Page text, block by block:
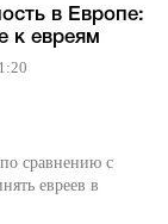
в Европе:
к евреям
сравнению с
евреев в